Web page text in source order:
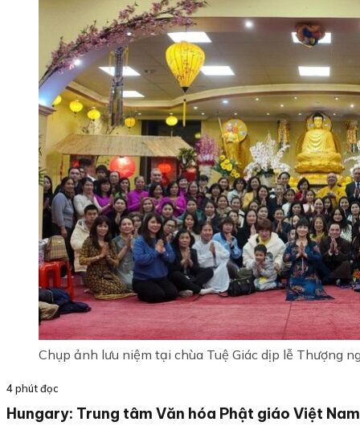
Chụp ảnh lưu niệm tại chùa Tuệ Giác dịp lễ Thượng
4 phút đọc
Hungary: Trung tâm Văn hóa Phật giáo Việt